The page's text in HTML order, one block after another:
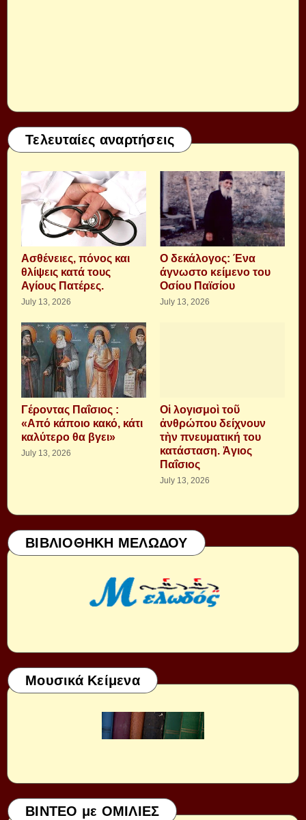
Τελευταίες αναρτήσεις
Aσθένειες, πόνος και
θλίψεις κατά τους
Αγίους Πατέρες.
July 13, 2026
Ο δεκάλογος: Ένα
άγνωστο κείμενο του
Οσίου Παϊσίου
July 13, 2026
Γέροντας Παΐσιος :
«Από κάποιο κακό, κάτι
καλύτερο θα βγει»
July 13, 2026
Οἱ λογισμοὶ τοῦ
ἀνθρώπου δείχνουν
τὴν πνευματική του
κατάσταση. Ἁγιος
Παΐσιος
July 13, 2026
ΒΙΒΛΙΟΘΗΚΗ ΜΕΛΩΔΟΥ
Μουσικά Κείμενα
ΒΙΝΤΕΟ με ΟΜΙΛΙΕΣ